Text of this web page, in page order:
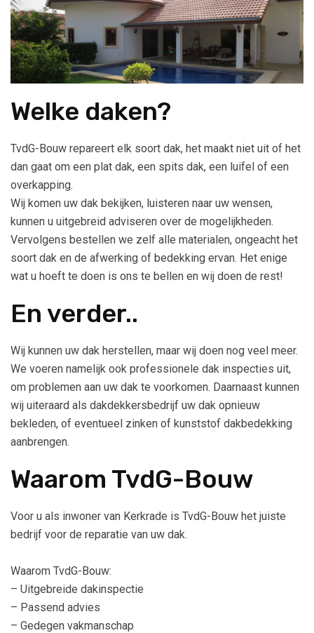
Welke daken?
TvdG-Bouw repareert elk soort dak, het maakt niet uit of het
dan gaat om een plat dak, een spits dak, een luifel of een
overkapping.
Wij komen uw dak bekijken, luisteren naar uw wensen,
kunnen u uitgebreid adviseren over de mogelijkheden.
Vervolgens bestellen we zelf alle materialen, ongeacht het
soort dak en de afwerking of bedekking ervan. Het enige
wat u hoeft te doen is ons te bellen en wij doen de rest!
En verder..
Wij kunnen uw dak herstellen, maar wij doen nog veel meer.
We voeren namelijk ook professionele dak inspecties uit,
om problemen aan uw dak te voorkomen. Daarnaast kunnen
wij uiteraard als dakdekkersbedrijf uw dak opnieuw
bekleden, of eventueel zinken of kunststof dakbedekking
aanbrengen.
Waarom TvdG-Bouw
Voor u als inwoner van Kerkrade is TvdG-Bouw het juiste
bedrijf voor de reparatie van uw dak.
Waarom TvdG-Bouw:
– Uitgebreide dakinspectie
– Passend advies
– Gedegen vakmanschap